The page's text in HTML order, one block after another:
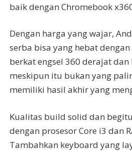
baik dengan Chromebook
Dengan harga yang wajar,
serba bisa yang hebat
berkat engsel 360 derajat
meskipun itu bukan yang
memiliki hasil akhir yang
Kualitas build solid dan
dengan prosesor Core i3 dan
Tambahkan keyboard yang